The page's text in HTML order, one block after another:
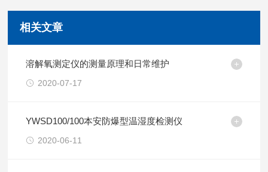
相关文章
溶解氧测定仪的测量原理和日常维护
2020-07-17
YWSD100/100本安防爆型温湿度检测仪
2020-06-11